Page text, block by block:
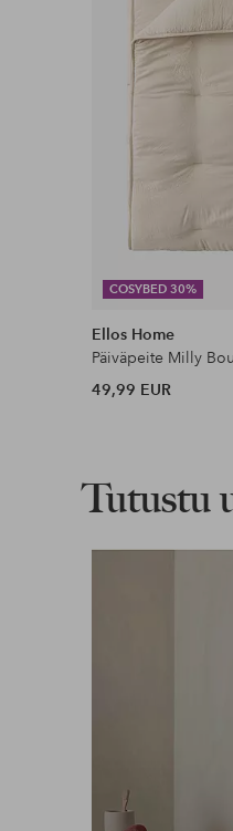
COSYBED 30%
Ellos Home
Päiväpeite Milly
49,99 EUR
Tutustu